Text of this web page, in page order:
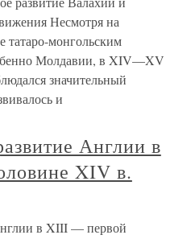
Несмотря на
монгольским
Молдавии, в XIV—XV
значительный
и
Англии в
XIV в.
в XIII — первой